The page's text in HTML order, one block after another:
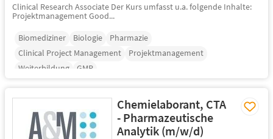
Clinical Research Associate Der Kurs umfasst u.a. folgende Inhalte:
Projektmanagement Good...
Biomediziner
Biologie
Pharmazie
Clinical Project Management
Projektmanagement
Weiterbildung
GMP
Chemielaborant, CTA
- Pharmazeutische
Analytik (m/w/d)